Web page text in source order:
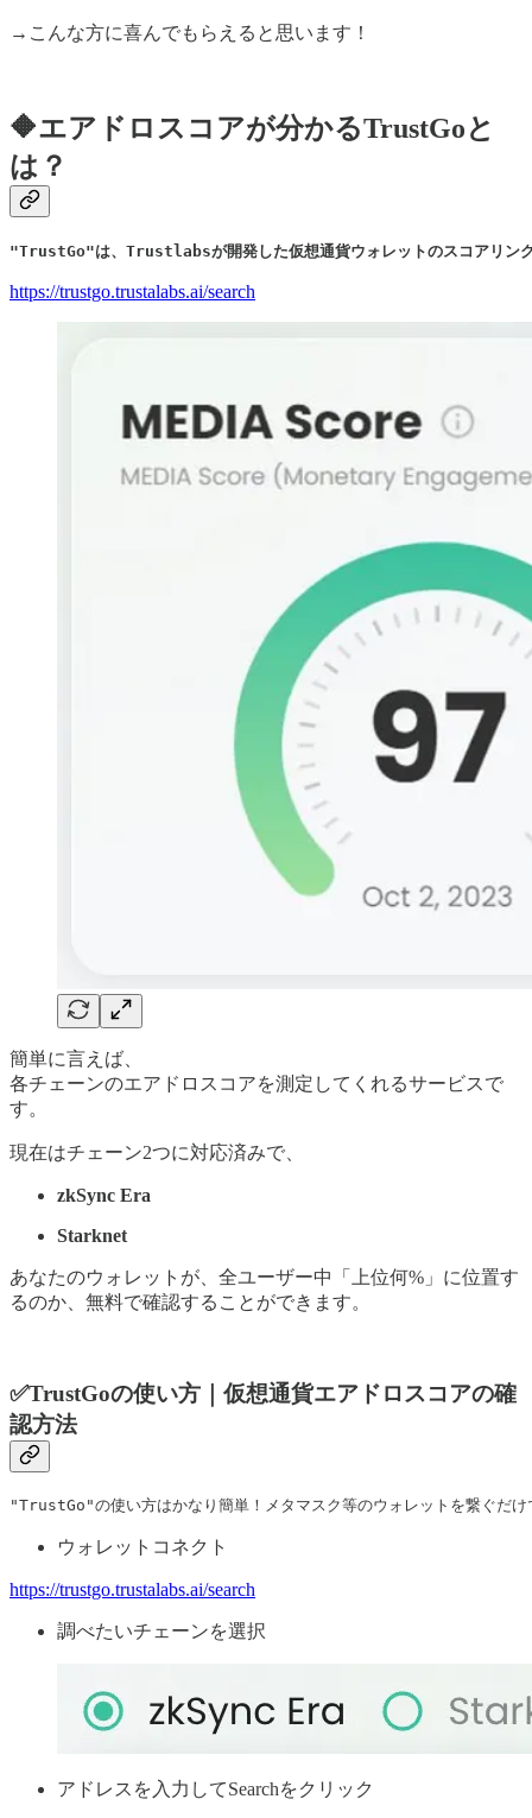
→こんな方に喜んでもらえると思います！
🔶エアドロスコアが分かるTrustGoと
は？
"TrustGo"は、Trustlabsが開発した仮想通貨ウォレットのスコアリン
https://trustgo.trustalabs.ai/search
簡単に言えば、
各チェーンのエアドロスコアを測定してくれるサービスで
す。
現在はチェーン2つに対応済みで、
zkSync Era
Starknet
あなたのウォレットが、全ユーザー中「上位何%」に位置す
るのか、無料で確認することができます。
✅TrustGoの使い方｜仮想通貨エアドロスコアの確
認方法
"TrustGo"の使い方はかなり簡単！メタマスク等のウォレットを繋ぐだけ
ウォレットコネクト
https://trustgo.trustalabs.ai/search
調べたいチェーンを選択
アドレスを入力してSearchをクリック